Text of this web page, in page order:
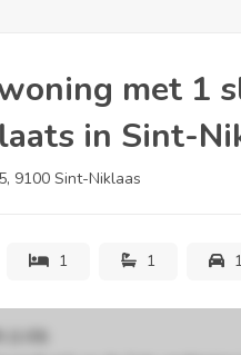
met 1
in Sint-
9100 Sint-Niklaas
1 1 1